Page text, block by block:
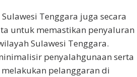
Tenggara juga secara
untuk memastikan penyaluran
Sulawesi Tenggara.
penyalahgunaan serta
pelanggaran di